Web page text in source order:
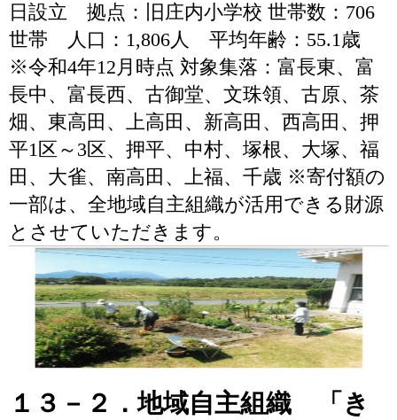
日設立 拠点：旧庄内小学校 世帯数：706
世帯 人口：1,806人 平均年齢：55.1歳
※令和4年12月時点 対象集落：富長東、富
長中、富長西、古御堂、文珠領、古原、茶
畑、東高田、上高田、新高田、西高田、押
平1区～3区、押平、中村、塚根、大塚、福
田、大雀、南高田、上福、千歳 ※寄付額の
一部は、全地域自主組織が活用できる財源
とさせていただきます。
１３－２．地域自主組織 「き